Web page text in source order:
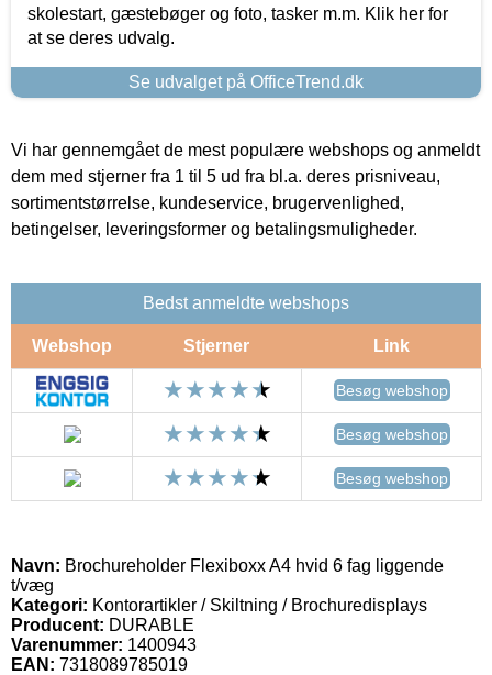
skolestart, gæstebøger og foto, tasker m.m. Klik her for
at se deres udvalg.
Se udvalget på OfficeTrend.dk
Vi har gennemgået de mest populære webshops og anmeldt
dem med stjerner fra 1 til 5 ud fra bl.a. deres prisniveau,
sortimentstørrelse, kundeservice, brugervenlighed,
betingelser, leveringsformer og betalingsmuligheder.
Bedst anmeldte webshops
Webshop Stjerner Link
Besøg webshop
Besøg webshop
Besøg webshop
Navn: Brochureholder Flexiboxx A4 hvid 6 fag liggende
t/væg
Kategori: Kontorartikler / Skiltning / Brochuredisplays
Producent: DURABLE
Varenummer: 1400943
EAN: 7318089785019